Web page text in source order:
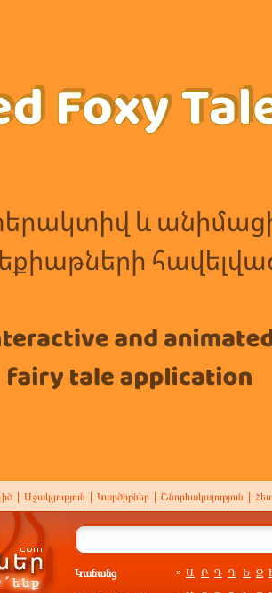
Աջակցություն Կարծիքներ Շնորհակալություն
Կանանց » Ա Բ Գ Դ Ե Զ